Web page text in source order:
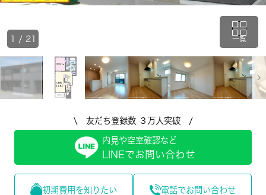
一覧
1 / 21
\ 友だち登録数 ３万人突破 /
内見や空室確認など
LINEでお問い合わせ
初期費用を知りたい 電話でお問い合わせ